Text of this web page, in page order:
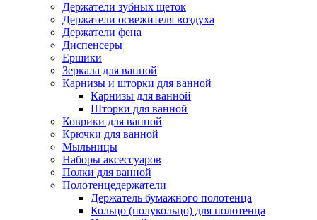
Держатели зубных щеток
Держатели освежителя воздуха
Держатели фена
Диспенсеры
Ершики
Зеркала для ванной
Карнизы и шторки для ванной
Карнизы для ванной
Шторки для ванной
Коврики для ванной
Крючки для ванной
Мыльницы
Наборы аксессуаров
Полки для ванной
Полотенцедержатели
Держатель бумажного полотенца
Кольцо (полукольцо) для полотенца